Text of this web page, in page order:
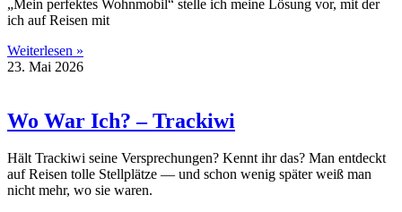
„Mein perfektes Wohnmobil“ stelle ich meine Lösung vor, mit der
ich auf Reisen mit
Weiterlesen »
23. Mai 2026
Wo War Ich? – Trackiwi
Hält Trackiwi seine Versprechungen? Kennt ihr das? Man entdeckt
auf Reisen tolle Stellplätze — und schon wenig später weiß man
nicht mehr, wo sie waren.